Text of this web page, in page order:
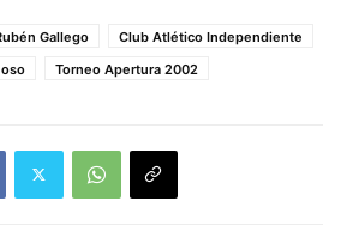
Gallego
Club Atlético Independiente
Torneo Apertura 2002